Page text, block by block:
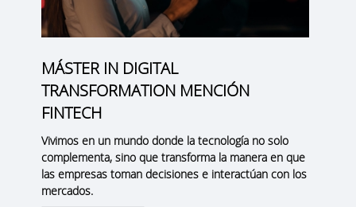
MÁSTER IN DIGITAL
TRANSFORMATION MENCIÓN
FINTECH
Vivimos en un mundo donde la tecnología no solo
complementa, sino que transforma la manera en que
las empresas toman decisiones e interactúan con los
mercados.